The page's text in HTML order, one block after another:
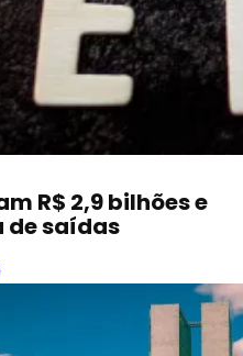
R$ 2,9 bilhões e
de saídas